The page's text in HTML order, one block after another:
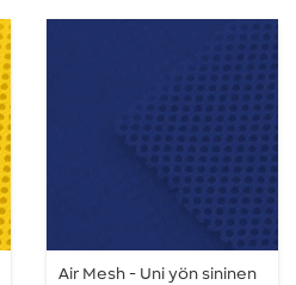
Air Mesh - Uni yön sininen